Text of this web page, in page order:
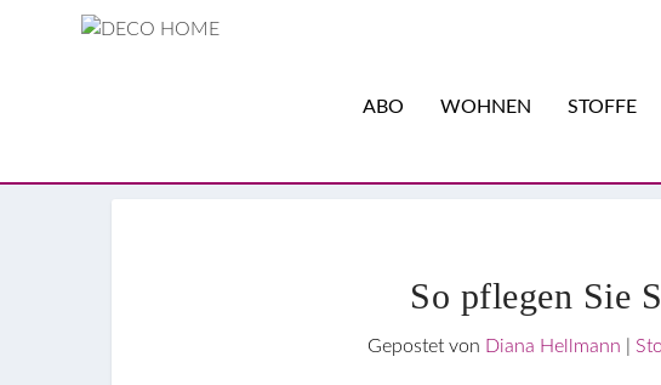
ABO WOHNEN STOFFE
So pflegen Sie
Gepostet von Diana Hellmann